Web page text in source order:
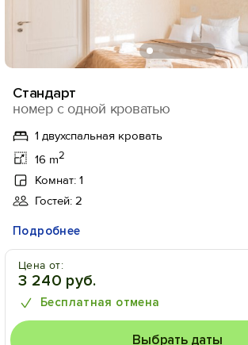
Стандарт
номер с одной кроватью
1 двухспальная кровать
16 m2
Комнат: 1
Гостей: 2
Подробнее
Цена от:
3 240 руб.
Бесплатная отмена
Выбрать даты